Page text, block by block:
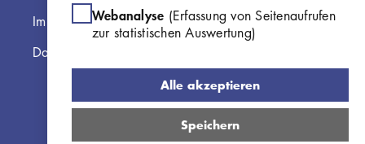
Impressum
Datenschutzerklärung
Webanalyse (Erfassung von Seitenaufrufen
zur statistischen Auswertung)
Alle akzeptieren
Speichern